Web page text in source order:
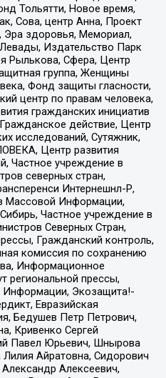
Тольятти, Новое время,
Сова, центр Анна, Проект
Эра здоровья, Мемориал,
Издательство Парк
Рылькова, Сфера, Центр
группа, Женщины
Фонд защиты гласности,
центр по правам человека,
гражданских инициатив
действие, Центр
исследований, Сутяжник,
Центр развития
Частное учреждение в
северных стран,
Интернешнл-Р,
Массовой Информации,
Частное учреждение в
Северных Стран,
Гражданский контроль,
комиссия по сохранению
Информационное
региональной прессы,
Информации, Экозащита!-
Евразийская
Бедушев Петр Петрович,
Кривенко Сергей
Павел Юрьевич, Шнырова
Айратовна, Сидорович
Алексеевич,